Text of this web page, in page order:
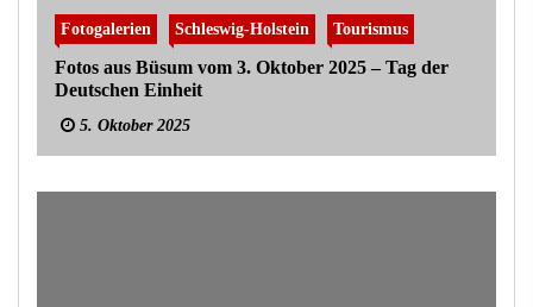
Fotogalerien Schleswig-Holstein Tourismus
Fotos aus Büsum vom 3. Oktober 2025 – Tag der
Deutschen Einheit
5. Oktober 2025